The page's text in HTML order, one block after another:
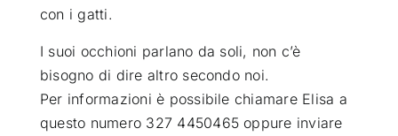
con i gatti.
I suoi occhioni parlano da soli, non c’è
bisogno di dire altro secondo noi.
Per informazioni è possibile chiamare Elisa a
questo numero 327 4450465 oppure inviare